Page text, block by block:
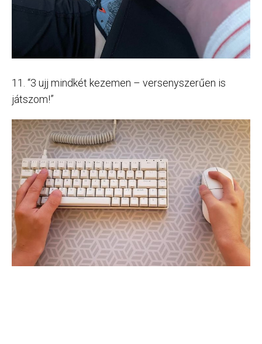
11. “3 ujj mindkét kezemen – versenyszerűen is
játszom!”